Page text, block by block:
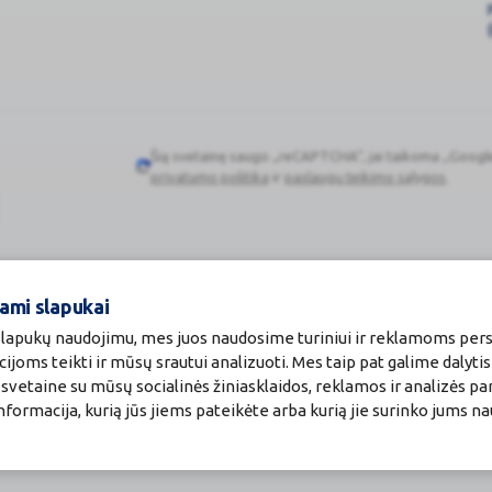
slapukai
naudojimu, mes juos naudosime turiniui ir reklamoms
teikti ir mūsų srautui analizuoti. Mes taip pat galime
su mūsų socialinės žiniasklaidos, reklamos ir analizės
kurią jūs jiems pateikėte arba kurią jie surinko jums
dekstrometorfano hidrobromidui arba bet kuriai pagalbinei
(ilgai trunkančia) inkstų liga arba sunkiu ūminiu ar lėtiniu inkstų
nuo alkoholio;
akispūdis);
vaistai“):
būti trumpas.
Google
Šią svetainę saugo „reCAPTCHA“, jai taikoma
privatumo politikair paslaugų teikimo sąlygos